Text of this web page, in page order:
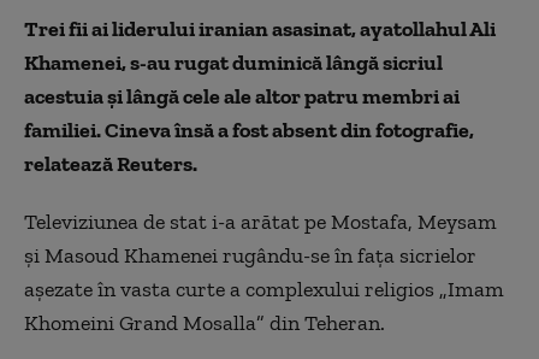
Trei fii ai liderului iranian asasinat, ayatollahul Ali
Khamenei, s-au rugat duminică lângă sicriul
acestuia şi lângă cele ale altor patru membri ai
familiei. Cineva însă a fost absent din fotografie,
relatează Reuters.
Televiziunea de stat i-a arătat pe Mostafa, Meysam
şi Masoud Khamenei rugându-se în faţa sicrielor
aşezate în vasta curte a complexului religios „Imam
Khomeini Grand Mosalla” din Teheran.